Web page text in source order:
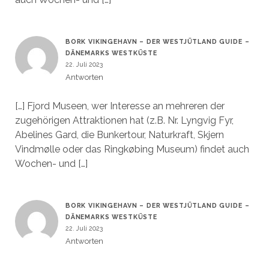
BORK VIKINGEHAVN – DER WESTJÜTLAND GUIDE –
DÄNEMARKS WESTKÜSTE
22. Juli 2023
Antworten
[…] Fjord Museen, wer Interesse an mehreren der
zugehörigen Attraktionen hat (z.B. Nr. Lyngvig Fyr,
Abelines Gard, die Bunkertour, Naturkraft, Skjern
Vindmølle oder das Ringkøbing Museum) findet auch
Wochen- und […]
BORK VIKINGEHAVN – DER WESTJÜTLAND GUIDE –
DÄNEMARKS WESTKÜSTE
22. Juli 2023
Antworten